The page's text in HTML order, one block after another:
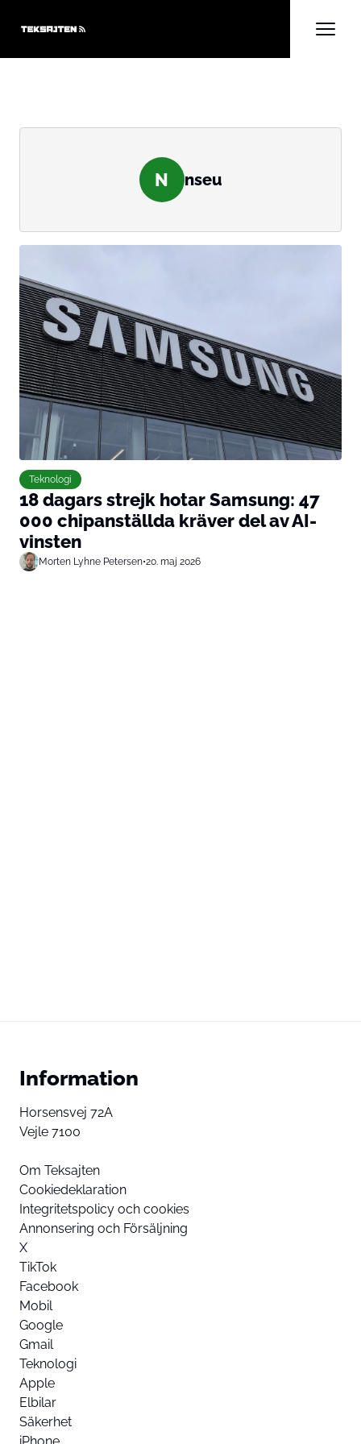
N nseu
Teknologi
18 dagars strejk hotar Samsung: 47
000 chipanställda kräver del av AI-
vinsten
Morten Lyhne Petersen•20. maj 2026
Information
Horsensvej 72A
Vejle 7100
Om Teksajten
Cookiedeklaration
Integritetspolicy och cookies
Annonsering och Försäljning
X
TikTok
Facebook
Mobil
Google
Gmail
Teknologi
Apple
Elbilar
Säkerhet